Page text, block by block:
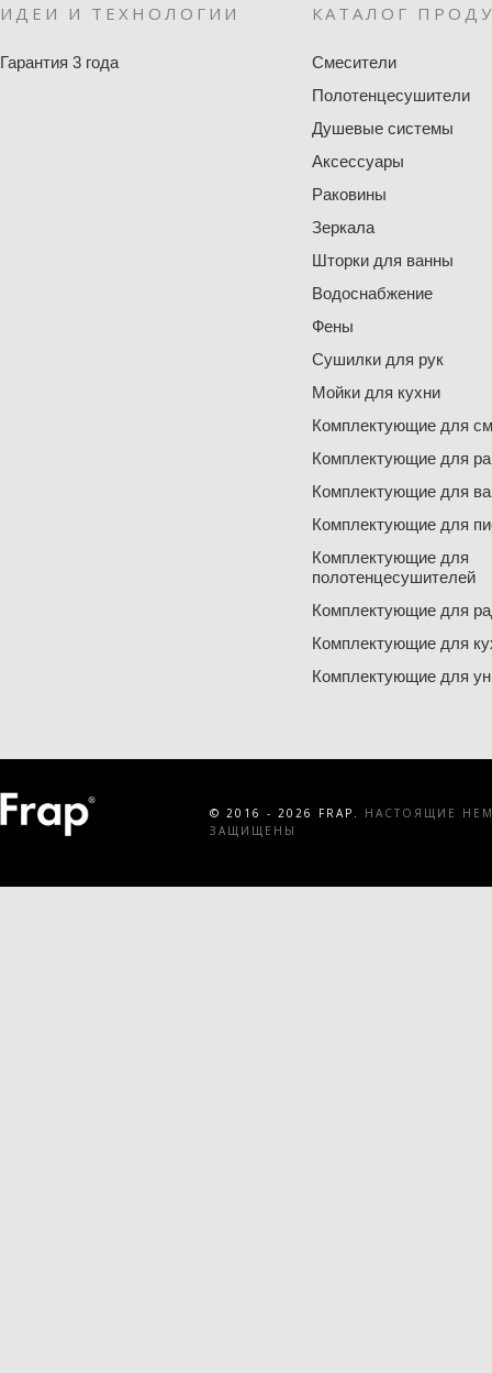
ИДЕИ И ТЕХНОЛОГИИ
Гарантия 3 года
КАТАЛОГ
Смесители
Полотенцесушители
Душевые системы
Аксессуары
Раковины
Зеркала
Шторки для ванны
Водоснабжение
Фены
Сушилки для рук
Мойки для кухни
Комплектующие для
Комплектующие для
Комплектующие для
Комплектующие для
Комплектующие для
полотенцесушителей
Комплектующие для
Комплектующие для
Комплектующие для
© 2016 - 2026 FRAP.
НАСТОЯЩИЕ
ЗАЩИЩЕНЫ